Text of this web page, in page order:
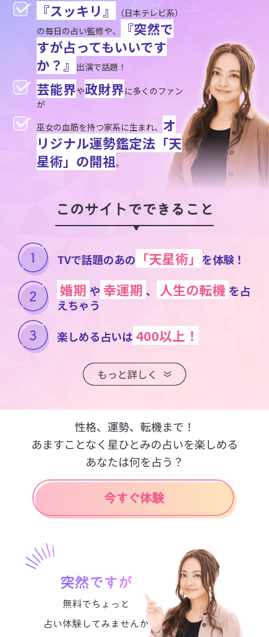
『スッキリ』 （日本テレビ系）
の毎日の占い監修や、
『突然で
すが占ってもいいです
か？』
出演で話題！
芸能界や政財界に多くのファン
が
巫女の血筋を持つ家系に生まれ、 オ
リジナル運勢鑑定法「天
星術」の開祖。
このサイトでできること
TVで話題のあの 「天星術」 を体験！
婚期 や 幸運期 、 人生の転機 を占
えちゃう
楽しめる占いは400以上！
突然ですが
無料でちょっと
占い体験してみませんか